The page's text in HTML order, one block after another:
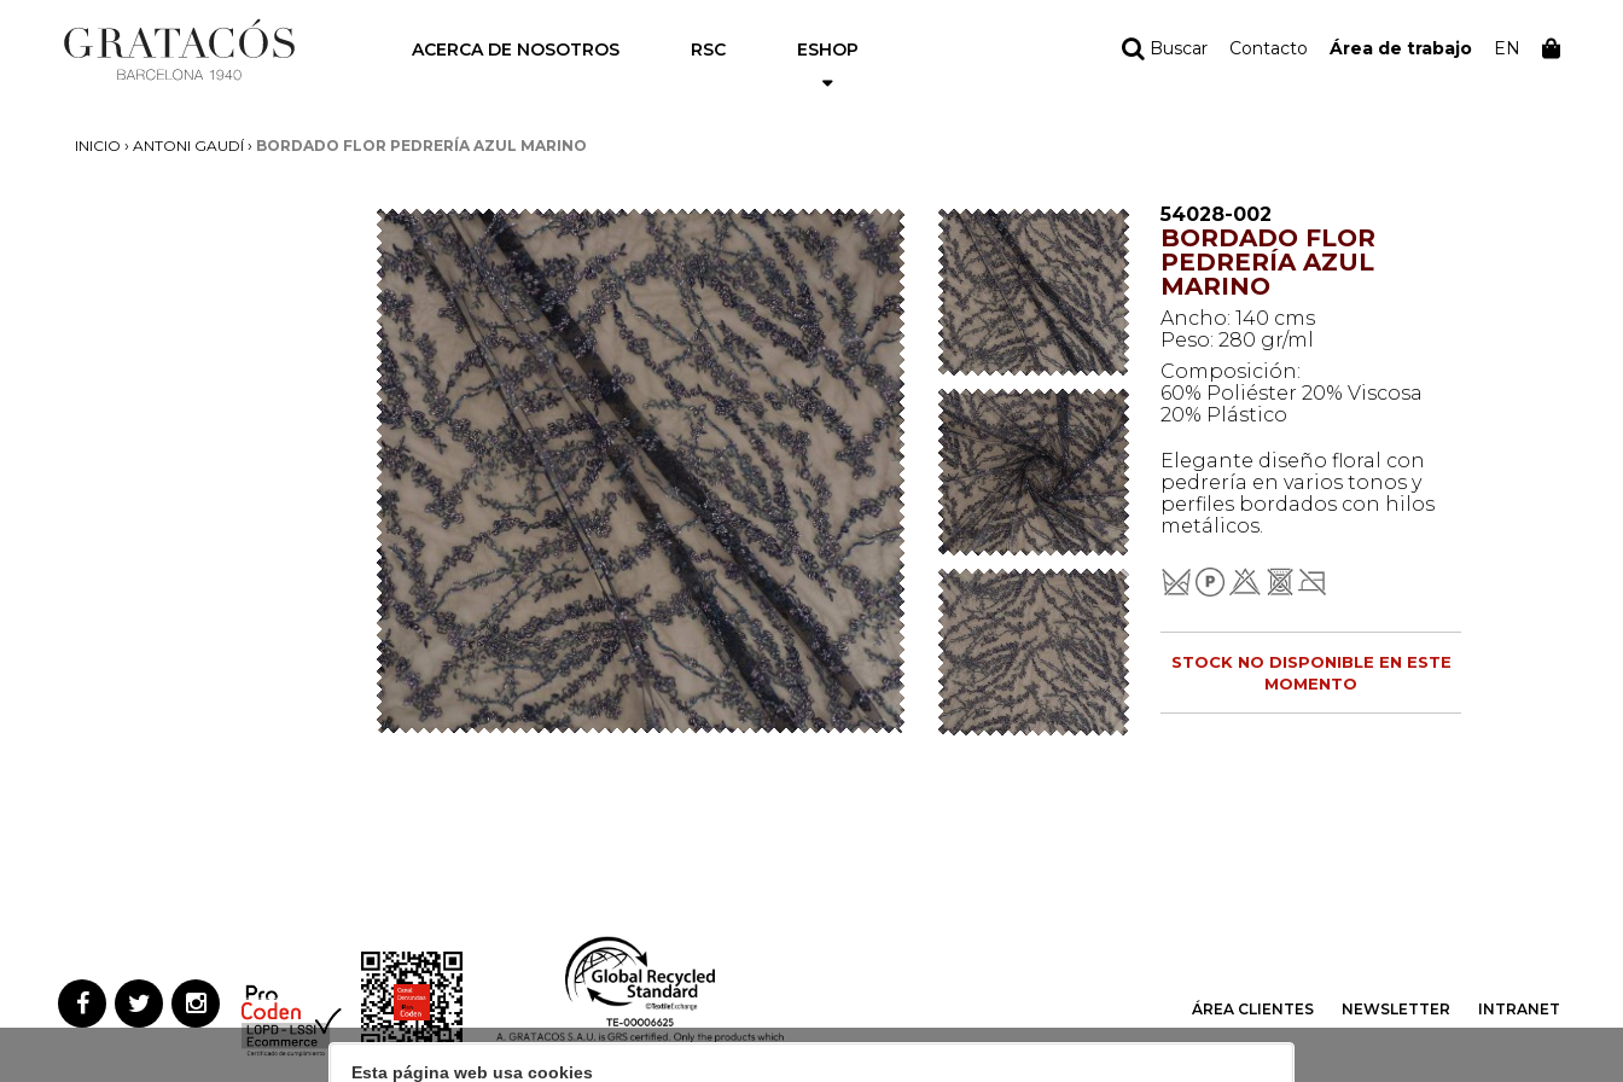
ACERCA DE NOSOTROS RSC ESHOP Buscar Contacto Área de trabajo EN
INICIO › ANTONI GAUDÍ› BORDADO FLOR PEDRERÍA AZUL MARINO
54028-002
BORDADO FLOR
PEDRERÍA AZUL
MARINO
Ancho: 140 cms
Peso: 280 gr/ml
Composición:
60% Poliéster 20% Viscosa
20% Plástico
Elegante diseño floral con
pedrería en varios tonos y
perfiles bordados con hilos
metálicos.
STOCK NO DISPONIBLE EN ESTE
MOMENTO
ÁREA CLIENTES NEWSLETTER INTRANET
Esta página web usa cookies